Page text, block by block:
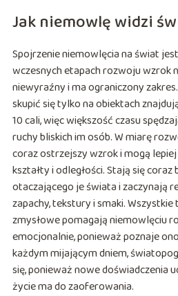
Jak niemowlę widzi
Spojrzenie niemowlęcia na świat
wczesnych etapach rozwoju wzrok
niewyraźny i ma ograniczony
skupić się tylko na obiektach
10 cali, więc większość czasu
ruchy bliskich im osób. W miarę
coraz ostrzejszy wzrok i mogą
kształty i odległości. Stają się
otaczającego je świata i zaczynają
zapachy, tekstury i smaki.
zmysłowe pomagają niemowlęciu
emocjonalnie, ponieważ poznaje
każdym mijającym dniem,
się, ponieważ nowe doświadczenia
życie ma do zaoferowania.